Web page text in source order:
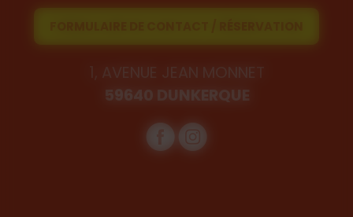
1, AVENUE JEAN MONNET
59640 DUNKERQUE